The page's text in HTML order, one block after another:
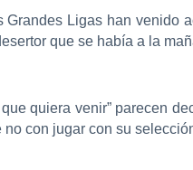
Ligas han venido
que se había a la
quiera venir” parecen
con jugar con su